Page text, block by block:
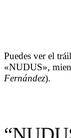
Puedes ver el
«NUDUS»,
Fernández).